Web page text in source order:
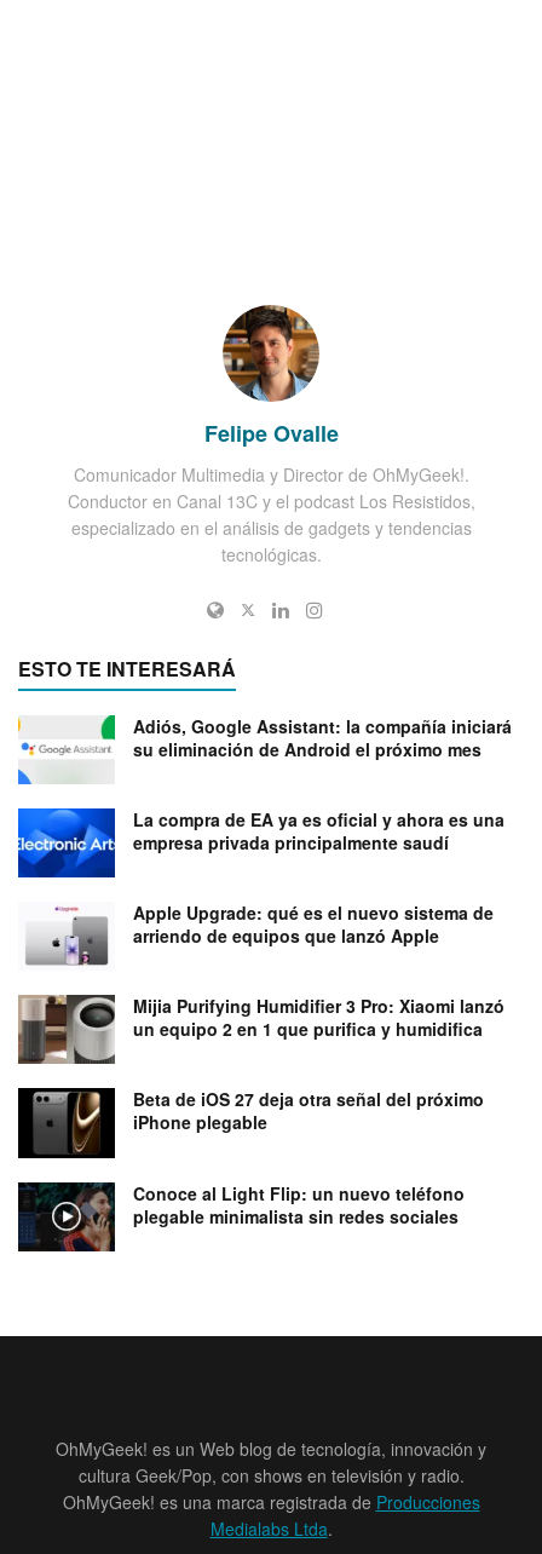
Felipe Ovalle
Comunicador Multimedia y Director de OhMyGeek!.
Conductor en Canal 13C y el podcast Los Resistidos,
especializado en el análisis de gadgets y tendencias
tecnológicas.
ESTO TE INTERESARÁ
Adiós, Google Assistant: la compañía iniciará
su eliminación de Android el próximo mes
La compra de EA ya es oficial y ahora es una
empresa privada principalmente saudí
Apple Upgrade: qué es el nuevo sistema de
arriendo de equipos que lanzó Apple
Mijia Purifying Humidifier 3 Pro: Xiaomi lanzó
un equipo 2 en 1 que purifica y humidifica
Beta de iOS 27 deja otra señal del próximo
iPhone plegable
Conoce al Light Flip: un nuevo teléfono
plegable minimalista sin redes sociales
OhMyGeek! es un Web blog de tecnología, innovación y
cultura Geek/Pop, con shows en televisión y radio.
OhMyGeek! es una marca registrada de Producciones
Medialabs Ltda.